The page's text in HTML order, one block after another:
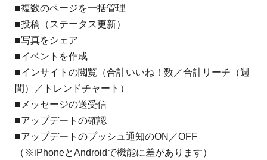
■複数のページを一括管理
■投稿（ステータス更新）
■写真をシェア
■イベントを作成
■インサイトの閲覧（合計いいね！数／合計リーチ（週
間）／トレンドチャート）
■メッセージの送受信
■アップデートの確認
■アップデートのプッシュ通知のON／OFF
（※iPhoneとAndroidで機能に差があります）